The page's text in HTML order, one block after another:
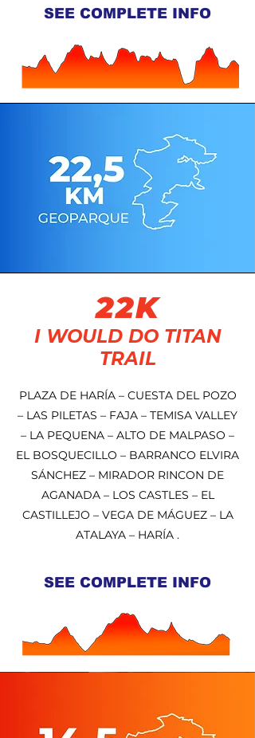
SEE COMPLETE INFO
22K
I WOULD DO TITAN
TRAIL
PLAZA DE HARÍA – CUESTA DEL POZO
– LAS PILETAS – FAJA – TEMISA VALLEY
– LA PEQUENA – ALTO DE MALPASO –
EL BOSQUECILLO – BARRANCO ELVIRA
SÁNCHEZ – MIRADOR RINCON DE
AGANADA – LOS CASTLES – EL
CASTILLEJO – VEGA DE MÁGUEZ – LA
ATALAYA – HARÍA .
SEE COMPLETE INFO